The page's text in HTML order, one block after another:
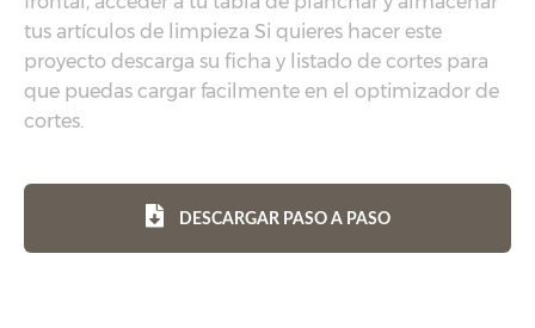
tus artículos de limpieza Si quieres hacer este
proyecto descarga su ficha y listado de cortes para
que puedas cargar facilmente en el optimizador de
cortes.
DESCARGAR PASO A PASO